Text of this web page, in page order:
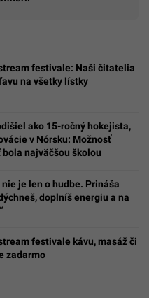
festivale: Naši čitatelia
na všetky lístky
ako 15-ročný hokejista,
v Nórsku: Možnosť
najväčšou školou
je len o hudbe. Prináša
doplníš energiu a na
festivale kávu, masáž či
zadarmo